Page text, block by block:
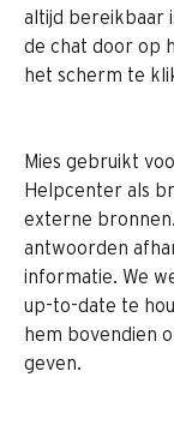
altijd bereikbaar
de chat door op
het scherm te
Mies gebruikt
Helpcenter als
externe
antwoorden
informatie. We
up-to-date te
hem bovendien
geven.